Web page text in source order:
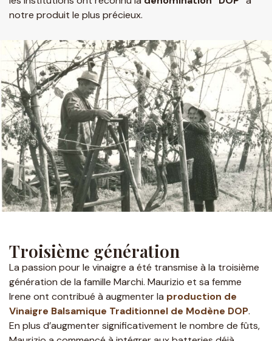
notre produit le plus précieux.
Troisième génération
La passion pour le vinaigre a été transmise à la troisième
génération de la famille Marchi. Maurizio et sa femme
Irene ont contribué à augmenter la production de
Vinaigre Balsamique Traditionnel de Modène DOP.
En plus d’augmenter significativement le nombre de fûts,